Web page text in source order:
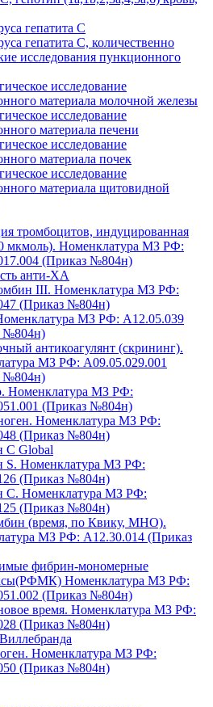
гепатита C
гепатита C, количественно
исследования пункционного
исследование
материала молочной железы
исследование
материала печени
исследование
материала почек
исследование
материала щитовидной
тромбоцитов, индуцированная
Номенклатура МЗ РФ:
(Приказ №804н)
анти-ХА
III. Номенклатура МЗ РФ:
(Приказ №804н)
МЗ РФ: A12.05.039
№804н)
антикоагулянт (скрининг).
МЗ РФ: A09.05.029.001
№804н)
Номенклатура МЗ РФ:
(Приказ №804н)
Номенклатура МЗ РФ:
(Приказ №804н)
C Global
S. Номенклатура МЗ РФ:
(Приказ №804н)
С. Номенклатура МЗ РФ:
(Приказ №804н)
(время, по Квику, МНО).
МЗ РФ: A12.30.014 (Приказ
фибрин-мономерные
Номенклатура МЗ РФ:
(Приказ №804н)
время. Номенклатура МЗ РФ:
(Приказ №804н)
Номенклатура МЗ РФ:
(Приказ №804н)